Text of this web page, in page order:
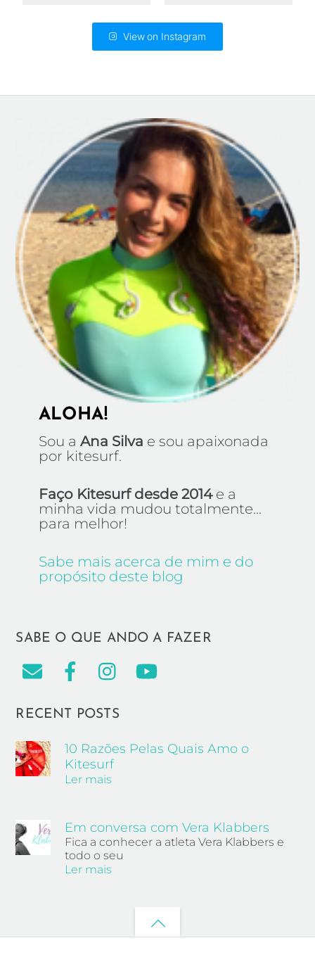
View on Instagram
ALOHA!
Sou a Ana Silva e sou apaixonada
por kitesurf.
Faço Kitesurf desde 2014e a
minha vida mudou totalmente...
para melhor!
Sabe mais acerca de mim e do
propósito deste blog
SABE O QUE ANDO A FAZER
RECENT POSTS
10 Razões Pelas Quais Amo o
Kitesurf
Ler mais
Em conversa com Vera Klabbers
Fica a conhecer a atleta Vera Klabbers e
todo o seu
Ler mais
Back